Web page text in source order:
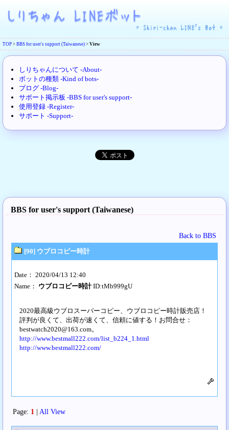
TOP > BBS for user's support (Taiwanese) > View
しりちゃんについて -About-
ボットの種類 -Kind of bots-
ブログ -Blog-
サポート掲示板 -BBS for user's support-
使用登録 -Register-
サポート -Support-
BBS for user's support (Taiwanese)
Back to BBS
[90] ウブロコピー時計
Date： 2020/04/13 12:40
Name： ウブロコピー時計ID:tMb999gU
2020最高級ウブロスーパーコピー、ウブロコピー時計販売店！
評判が良くて、出荷が速くて、信頼に値する！お問合せ：
bestwatch2020@163.com。
http://www.bestmall222.com/list_b224_1.html
http://www.bestmall222.com/
Page: 1 | All View